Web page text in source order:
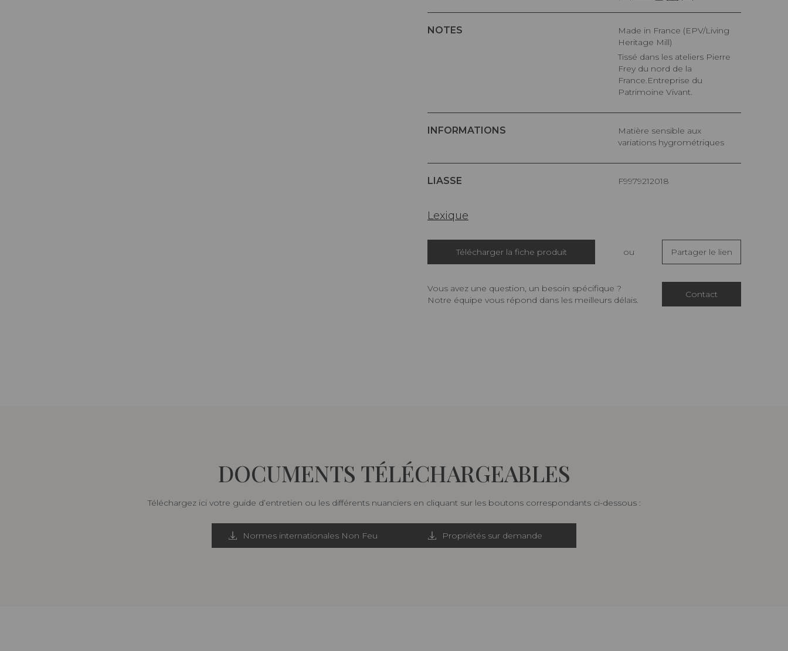
NOTES
Made in France (EPV/Living
Heritage Mill)
Tissé dans les ateliers Pierre
Frey du nord de la
France.Entreprise du
Patrimoine Vivant.
INFORMATIONS
Matière sensible aux
variations hygrométriques
LIASSE F9979212018
Lexique
Télécharger la fiche produit ou Partager le lien
Vous avez une question, un besoin spécifique ?
Notre équipe vous répond dans les meilleurs délais.
Contact
DOCUMENTS TÉLÉCHARGEABLES
Téléchargez ici votre guide d’entretien ou les différents nuanciers en cliquant sur les boutons correspondants ci-dessous :
Normes internationales Non Feu Propriétés sur demande